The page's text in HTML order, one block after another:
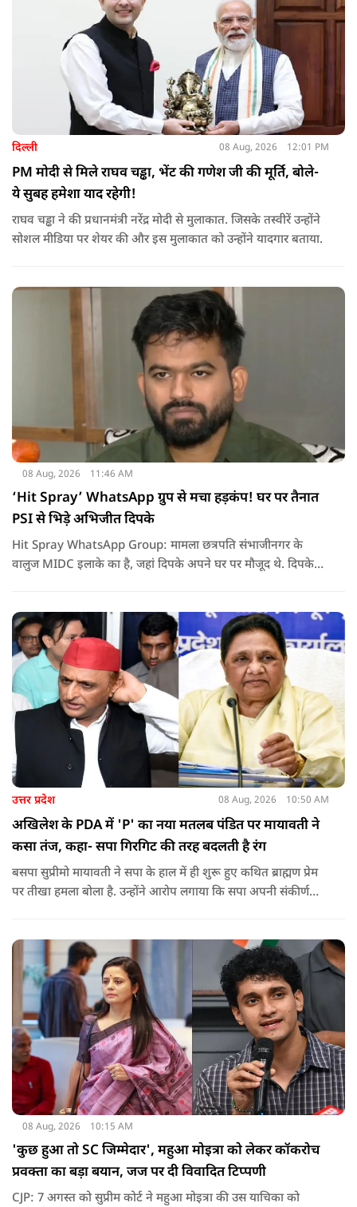
दिल्ली 08 Aug, 2026 12:01 PM
PM मोदी से मिले राघव चड्ढा, भेंट की गणेश जी की मूर्ति, बोले-
ये सुबह हमेशा याद रहेगी!
राघव चड्ढा ने की प्रधानमंत्री नरेंद्र मोदी से मुलाकात. जिसके तस्वीरें उन्होंने
सोशल मीडिया पर शेयर की और इस मुलाकात को उन्होंने यादगार बताया.
08 Aug, 2026 11:46 AM
‘Hit Spray’ WhatsApp ग्रुप से मचा हड़कंप! घर पर तैनात
PSI से भिड़े अभिजीत दिपके
Hit Spray WhatsApp Group: मामला छत्रपति संभाजीनगर के
वालुज MIDC इलाके का है, जहां दिपके अपने घर पर मौजूद थे. दिपके
को लेकर दिपके की पुलिस अधिकारी से तीखी बहस हो गई.
उत्तर प्रदेश 08 Aug, 2026 10:50 AM
अखिलेश के PDA में 'P' का नया मतलब पंडित पर मायावती ने
कसा तंज, कहा- सपा गिरगिट की तरह बदलती है रंग
बसपा सुप्रीमो मायावती ने सपा के हाल में ही शुरू हुए कथित ब्राह्मण प्रेम
पर तीखा हमला बोला है. उन्होंने आरोप लगाया कि सपा अपनी संकीर्ण
08 Aug, 2026 10:15 AM
'कुछ हुआ तो SC जिम्मेदार', महुआ मोइत्रा को लेकर कॉकरोच
प्रवक्ता का बड़ा बयान, जज पर दी विवादित टिप्पणी
CJP: 7 अगस्त को सुप्रीम कोर्ट ने महुआ मोइत्रा की उस याचिका को